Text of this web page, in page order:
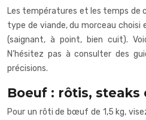
Les températures et les temps de
type de viande, du morceau choisi
(saignant, à point, bien cuit).
N’hésitez pas à consulter des
précisions.
Boeuf : rôtis,
Pour un rôti de bœuf de 1,5 kg,